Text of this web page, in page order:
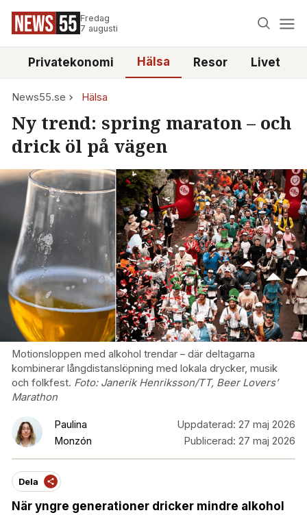
Fredag
7 augusti
Privatekonomi Hälsa Resor Livet
News55.se Hälsa
Ny trend: spring maraton – och
drick öl på vägen
Motionsloppen med alkohol trendar – där deltagarna
kombinerar långdistanslöpning med lokala drycker, musik
och folkfest. Foto: Janerik Henriksson/TT, Beer Lovers’
Marathon
Paulina
Monzón
Uppdaterad: 27 maj 2026
Publicerad: 27 maj 2026
Dela
När yngre generationer dricker mindre alkohol